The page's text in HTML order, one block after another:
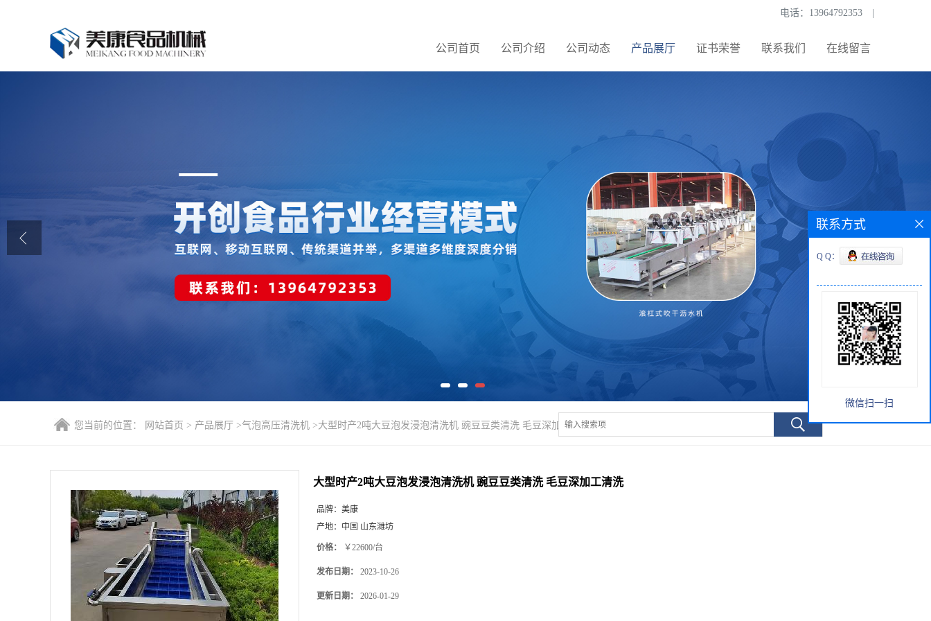
电话： 13964792353
公司首页 公司介绍 公司动态 产品展厅 证书荣誉 联系我们 在线留言
公司首页
在线留言
您当前的位置： 网站首页 > 产品展厅 >气泡高压清洗机 >大型时产2吨大豆泡发浸泡清洗机 豌豆豆类清洗 毛豆深加工清洗
大型时产2吨大豆泡发浸泡清洗机 豌豆豆类清洗 毛豆深加工清洗
品牌： 美康
产地： 中国 山东潍坊
价格： ￥22600/台
发布日期： 2023-10-26
更新日期： 2026-01-29
联系方式
Q Q：
微信扫一扫